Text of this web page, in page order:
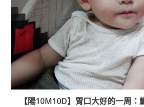
【陽10M10D】胃口大好的一周：